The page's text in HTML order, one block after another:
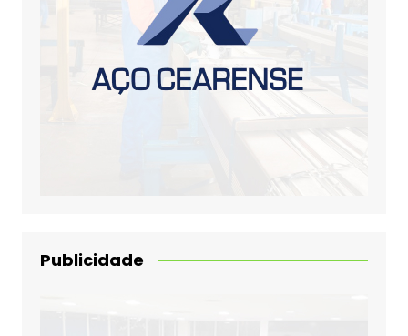
Publicidade